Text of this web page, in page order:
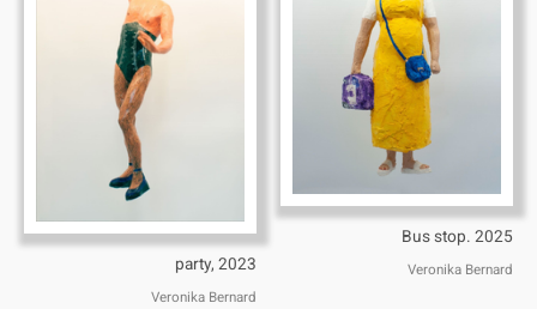
Bus stop. 2025
Veronika Bernard
party, 2023
Veronika Bernard